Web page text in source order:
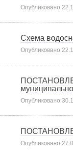
Опубликовано
Схема
Опубликовано
Опубликовано
Опубликовано